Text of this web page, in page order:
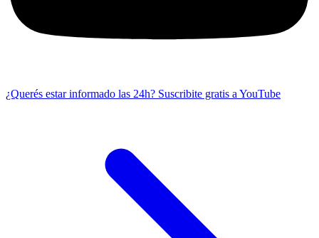
¿Querés estar informado las 24h? Suscribite gratis a YouTube